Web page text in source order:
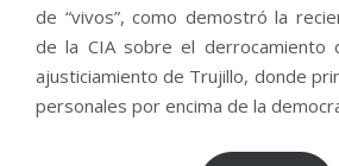
de “vivos”, como demostró la
de la CIA sobre el derrocamiento
ajusticiamiento de Trujillo, donde
personales por encima de la